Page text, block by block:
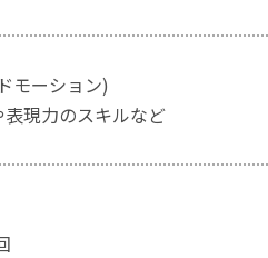
モーション)
現力のスキルなど